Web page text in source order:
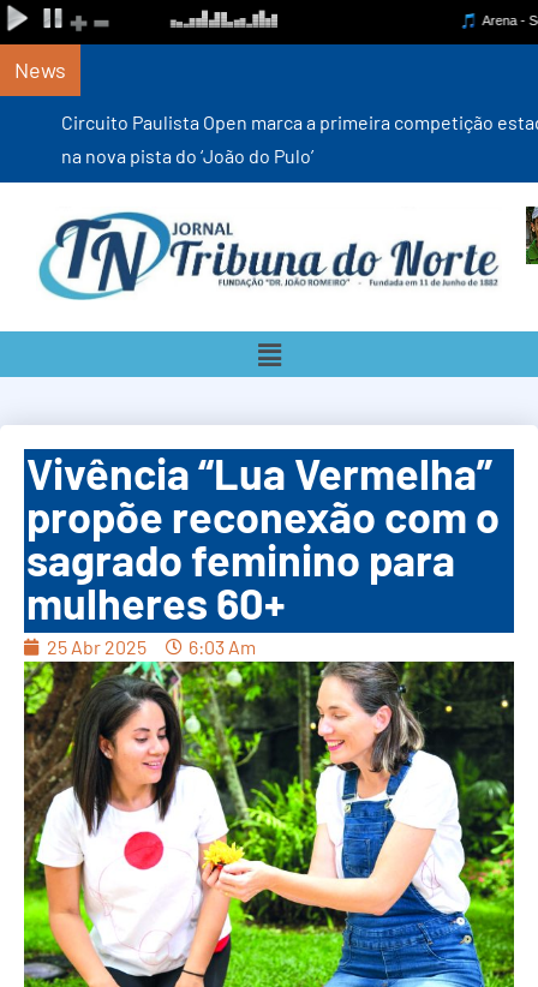
News
Circuito Paulista Open marca a primeira competição estadual
na nova pista do ‘João do Pulo’
Vivência “Lua Vermelha”
propõe reconexão com o
sagrado feminino para
mulheres 60+
25 Abr 2025 6:03 Am